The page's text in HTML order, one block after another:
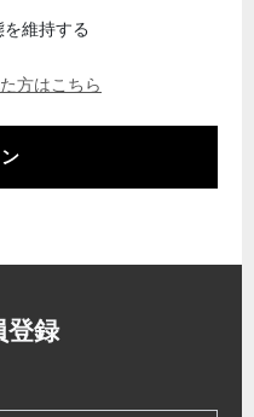
維持する
方はこちら
登録